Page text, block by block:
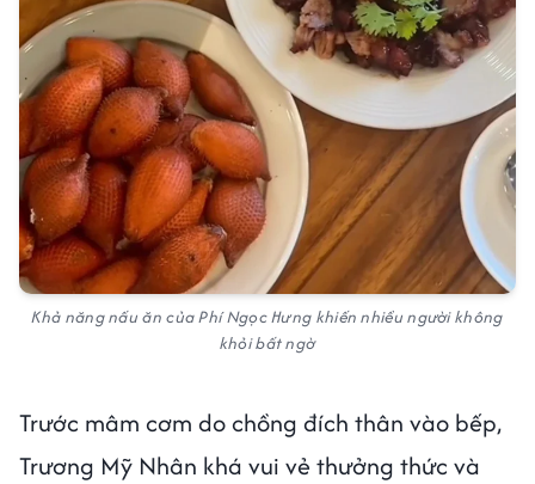
Khả năng nấu ăn của Phí Ngọc Hưng khiến nhiều người không
khỏi bất ngờ
Trước mâm cơm do chồng đích thân vào bếp,
Trương Mỹ Nhân khá vui vẻ thưởng thức và